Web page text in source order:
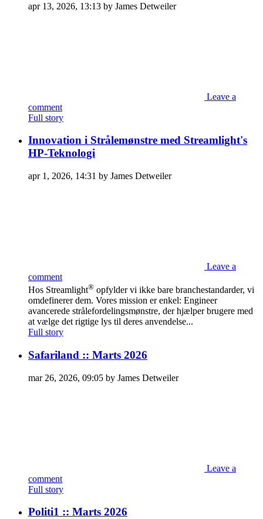
apr 13, 2026, 13:13 by James Detweiler
Leave a
comment
Full story
Innovation i Strålemønstre med Streamlight's
HP-Teknologi
apr 1, 2026, 14:31 by James Detweiler
Leave a
comment
Hos Streamlight® opfylder vi ikke bare branchestandarder, vi
omdefinerer dem. Vores mission er enkel: Engineer
avancerede strålefordelingsmønstre, der hjælper brugere med
at vælge det rigtige lys til deres anvendelse...
Full story
Safariland :: Marts 2026
mar 26, 2026, 09:05 by James Detweiler
Leave a
comment
Full story
Politi1 :: Marts 2026